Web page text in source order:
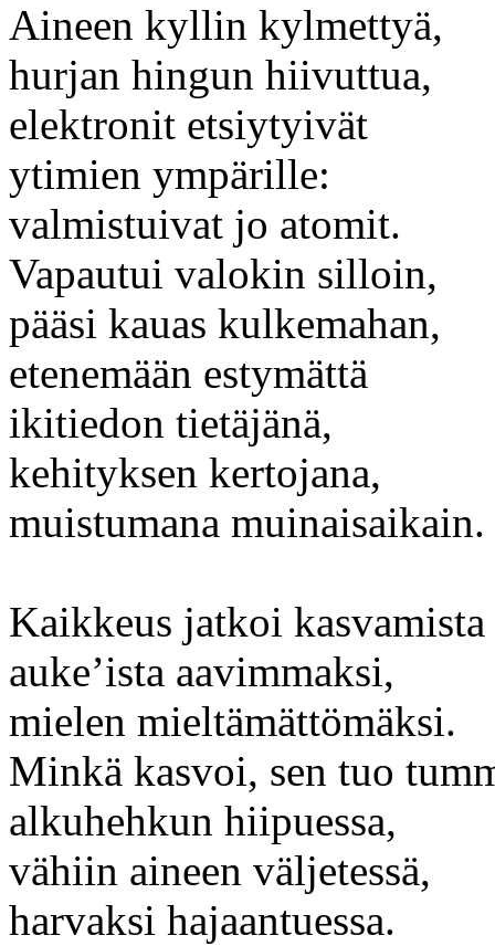
Aineen kyllin kylmettyä,
hurjan hingun hiivuttua,
elektronit etsiytyivät
ytimien ympärille:
valmistuivat jo atomit.
Vapautui valokin silloin,
pääsi kauas kulkemahan,
etenemään estymättä
ikitiedon tietäjänä,
kehityksen kertojana,
muistumana muinaisaikain.
Kaikkeus jatkoi kasvamista
auke’ista aavimmaksi,
mielen mieltämättömäksi.
Minkä kasvoi, sen tuo
alkuhehkun hiipuessa,
vähiin aineen väljetessä,
harvaksi hajaantuessa.